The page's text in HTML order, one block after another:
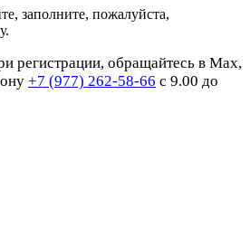
заполните, пожалуйста,
регистрации, обращайтесь в Max,
+7 (977) 262-58-66 с 9.00 до